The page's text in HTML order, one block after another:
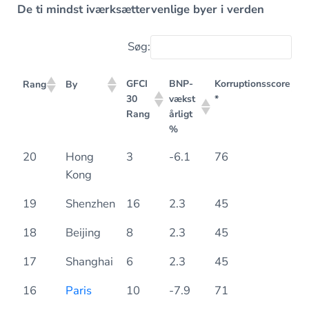
De ti mindst iværksættervenlige byer i verden
Søg:
Rang By
GFCI
30
Rang
BNP-
vækst
årligt
%
Korruptionsscore
*
Rang By
GFCI
30
BNP-
vækst
Korruptionsscore
*
20
Hong
Kong
3 -6.1 76
19 Shenzhen 16 2.3
45
18
Beijing 8 2.3
45
17
Shanghai 6 2.3
45
16
Paris 10 -7.9
71